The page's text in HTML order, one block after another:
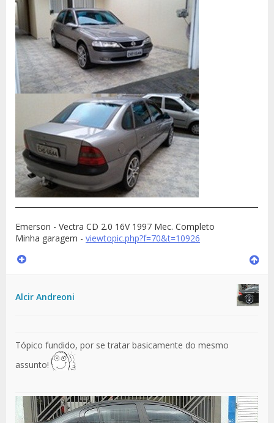
Emerson - Vectra CD 2.0 16V 1997 Mec. Completo
Minha garagem - viewtopic.php?f=70&t=10926
Alcir Andreoni
Tópico fundido, por se tratar basicamente do mesmo
assunto!